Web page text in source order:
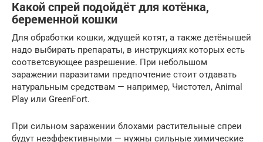
Какой спрей подойдёт для котёнка,
беременной кошки
Для обработки кошки, ждущей котят, а также детёнышей
надо выбирать препараты, в инструкциях которых есть
соответсвующее разрешение. При небольшом
заражении паразитами предпочтение стоит отдавать
натуральным средствам — например, Чистотел, Animal
Play или GreenFort.
При сильном заражении блохами растительные спреи
будут неэффективными — нужны сильные химические